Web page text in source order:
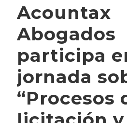
Acountax
Abogados
participa
jornada
“Procesos